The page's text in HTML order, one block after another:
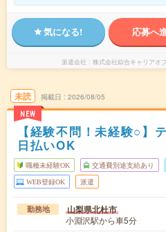
気になる! 応募へ
派遣会社 株式会社綜合キャリアオ
未読
NEW
掲載日 2026/08/05
【経験不問！未経験○】
日払いOK
職種未経験OK 交通費別途支給あり
WEB登録OK 派遣
勤務地 山梨県北杜市
小淵沢駅から車5分